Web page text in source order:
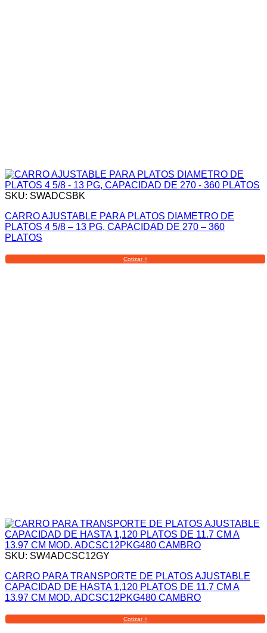
SKU: SWADCSBK
CARRO AJUSTABLE PARA PLATOS DIAMETRO DE
PLATOS 4 5/8 – 13 PG, CAPACIDAD DE 270 – 360
PLATOS
Cotizar +
SKU: SW4ADCSC12GY
CARRO PARA TRANSPORTE DE PLATOS AJUSTABLE
CAPACIDAD DE HASTA 1,120 PLATOS DE 11.7 CM A
13.97 CM MOD. ADCSC12PKG480 CAMBRO
Cotizar +